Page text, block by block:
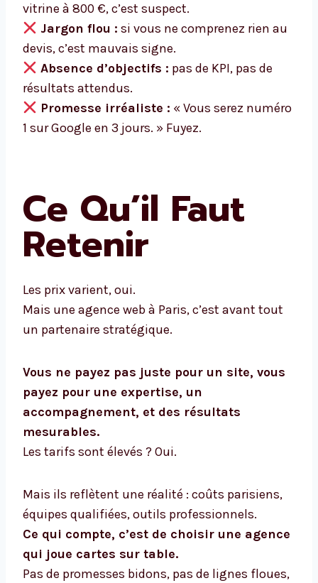
vitrine à 800 €, c’est suspect.
Jargon flou : si vous ne comprenez rien au
devis, c’est mauvais signe.
Absence d’objectifs : pas de KPI, pas de
résultats attendus.
Promesse irréaliste : « Vous serez numéro
1 sur Google en 3 jours. » Fuyez.
Ce Qu’il Faut
Retenir
Les prix varient, oui.
Mais une agence web à Paris, c’est avant tout
un partenaire stratégique.
Vous ne payez pas juste pour un site, vous
payez pour une expertise, un
accompagnement, et des résultats
mesurables.
Les tarifs sont élevés ? Oui.
Mais ils reflètent une réalité : coûts parisiens,
équipes qualifiées, outils professionnels.
Ce qui compte, c’est de choisir une agence
qui joue cartes sur table.
Pas de promesses bidons, pas de lignes floues,